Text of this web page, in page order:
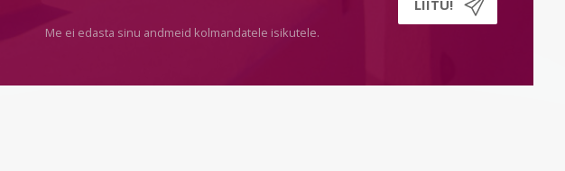
Me ei edasta sinu andmeid kolmandatele isikutele.